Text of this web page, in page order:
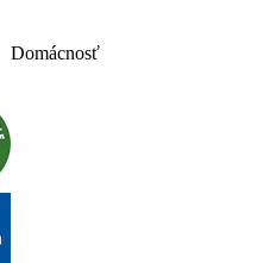
Domácnosť